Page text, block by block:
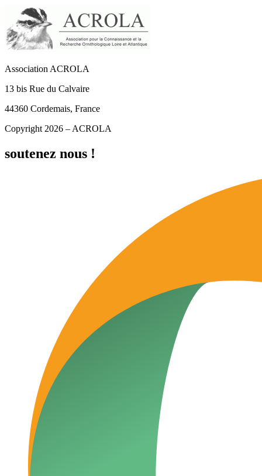
Association ACROLA
13 bis Rue du Calvaire
44360 Cordemais, France
Copyright 2026 – ACROLA
soutenez nous !